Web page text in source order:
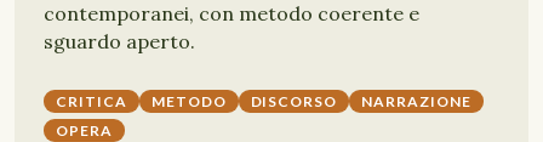
contemporanei, con metodo coerente e
sguardo aperto.
CRITICA METODO DISCORSO
NARRAZIONE
OPERA